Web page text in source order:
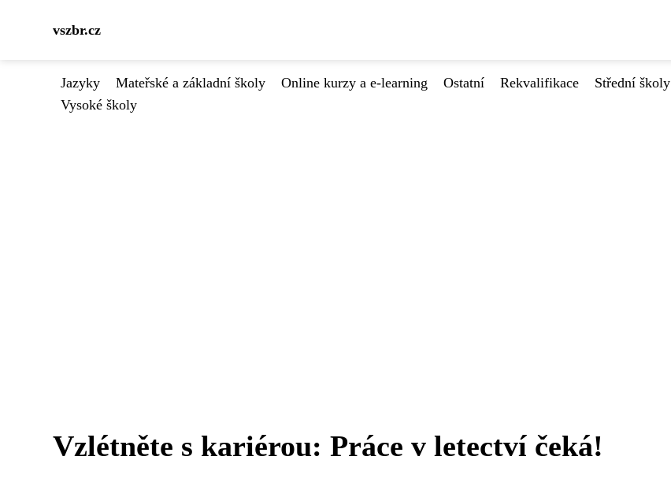
vszbr.cz
Jazyky Mateřské a základní školy Online kurzy a e-learning Ostatní Rekvalifikace Střední školy
Vysoké školy
Vzlétněte s kariérou: Práce v letectví čeká!